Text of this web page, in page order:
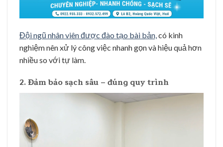
Đội ngũ nhân viên được đào tạo bài bản, có kinh
nghiệm nên xử lý công việc nhanh gọn và hiệu quả hơn
nhiều so với tự làm.
2. Đảm bảo sạch sâu – đúng quy trình